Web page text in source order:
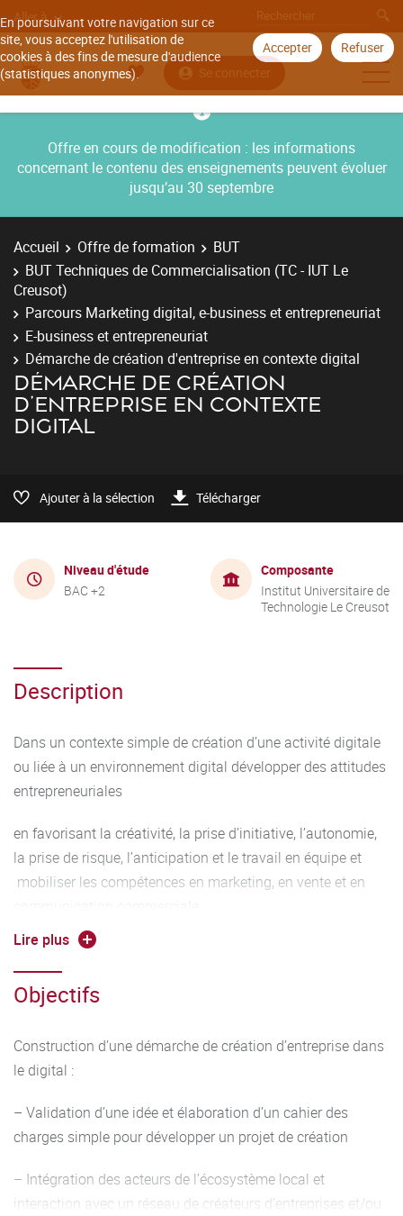
En poursuivant votre navigation sur ce
site, vous acceptez l'utilisation de
cookies à des fins de mesure d'audience
(statistiques anonymes).
Accepter Refuser
Aller à
Se connecter
Offre en cours de modification : les informations
concernant le contenu des enseignements peuvent évoluer
jusqu’au 30 septembre
Accueil Offre de formation
BUT
BUT Techniques de Commercialisation (TC - IUT Le
Creusot)
Parcours Marketing digital, e-business et entrepreneuriat
E-business et entrepreneuriat
Démarche de création d'entreprise en contexte digital
DÉMARCHE DE CRÉATION
D'ENTREPRISE EN CONTEXTE
DIGITAL
Ajouter à la sélection Télécharger
Niveau d'étude
BAC +2
Composante
Institut Universitaire de
Technologie Le Creusot
Description
Dans un contexte simple de création d’une activité digitale
ou liée à un environnement digital développer des attitudes
entrepreneuriales
en favorisant la créativité, la prise d’initiative, l’autonomie,
la prise de risque, l’anticipation et le travail en équipe et
mobiliser les compétences en marketing, en vente et en
La problématique professionnelle est centrée sur la
proposition d’idées de création d’entreprise en les situant
par rapport à l’existant et sur la sensibilisation au choix du
singularités d’une activité digitale ou hybride.
Lire plus
Objectifs
Construction d’une démarche de création d’entreprise dans
le digital :
– Validation d’une idée et élaboration d’un cahier des
charges simple pour développer un projet de création
– Intégration des acteurs de l’écosystème local et
interaction avec un réseau de créateurs d’entreprises et/ou